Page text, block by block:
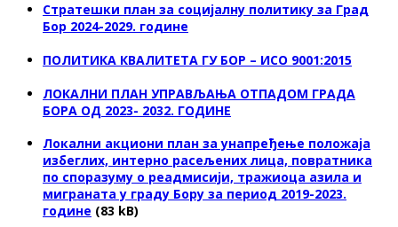
Стратешки план за социјалну политику за Град
Бор 2024-2029. године
ПОЛИТИКА КВАЛИТЕТА ГУ БОР – ИСО 9001:2015
ЛОКАЛНИ ПЛАН УПРАВЉАЊА ОТПАДОМ ГРАДА
БОРА ОД 2023- 2032. ГОДИНЕ
Локални акциони план за унапређење положаја
избеглих, интерно расељених лица, повратника
по споразуму о реадмисији, тражиоца азила и
миграната у граду Бору за период 2019-2023.
године (83 kB)